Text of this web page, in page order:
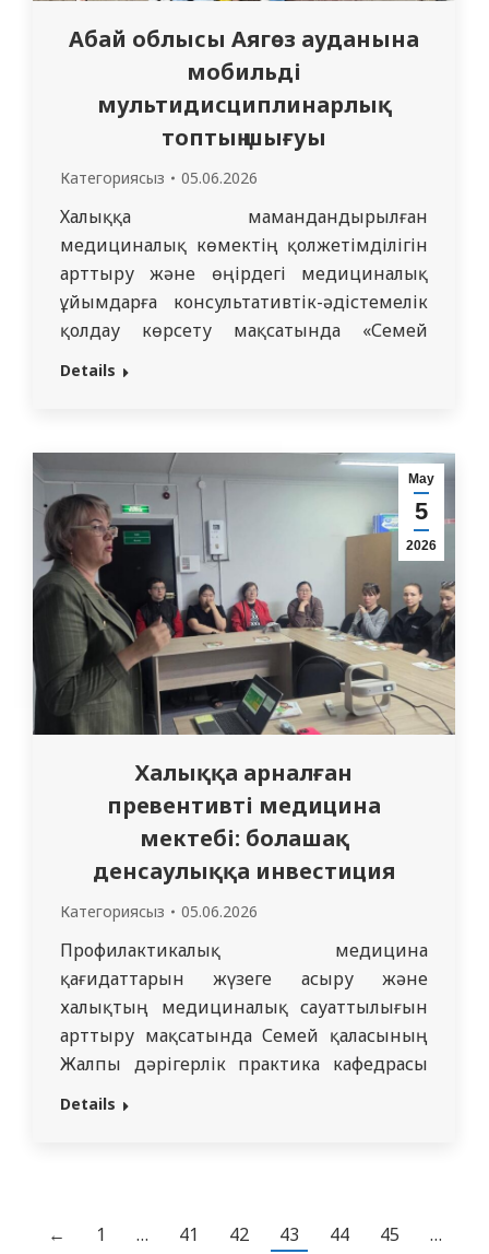
Абай облысы Аягөз ауданына
мобильді
мультидисциплинарлық
топтың шығуы
Категориясыз 05.06.2026
Халыққа мамандандырылған
медициналық көмектің қолжетімділігін
арттыру және өңірдегі медициналық
ұйымдарға консультативтік-әдістемелік
қолдау көрсету мақсатында «Семей
медицина университеті» КеАҚ
жылы Абай облысының Аягөз ауданына
жұмыс сапарымен барды. Топ құрамында
жетекші мамандар болды: 1) Жанаспаев
Марат Амангазиевич – дәрігер
травматолог, «Семей медицина
университеті» КеАҚ, травматология және
балалар хирургиясы кафедрасының
меңгерушісі;…
Details
Мау
5
2026
Халыққа арналған
превентивті медицина
мектебі: болашақ
денсаулыққа инвестиция
Категориясыз 05.06.2026
Профилактикалық медицина
қағидаттарын жүзеге асыру және
халықтың медициналық сауаттылығын
арттыру мақсатында Семей қаласының
Жалпы дәрігерлік практика кафедрасы
медицина ғылымдарының докторы,
Превентивті медицина мектебінің
Details
← 1 … 41 42 43 44 45
…